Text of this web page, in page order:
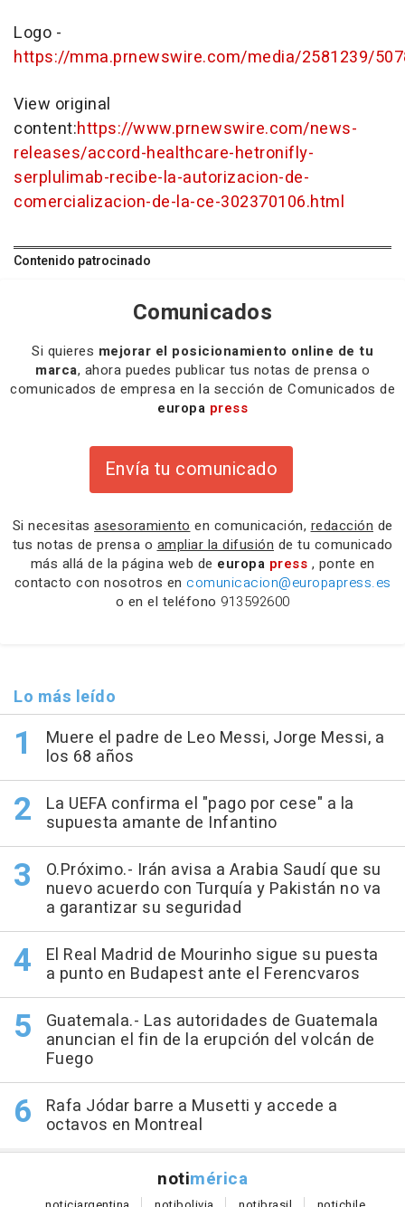
Logo -
https://mma.prnewswire.com/media/2581239/
View original
content:https://www.prnewswire.com/news-
releases/accord-healthcare-hetronifly-
serplulimab-recibe-la-autorizacion-de-
comercializacion-de-la-ce-302370106.html
Contenido patrocinado
Comunicados
Si quieres mejorar el posicionamiento online de tu
marca, ahora puedes publicar tus notas de prensa o
comunicados de empresa en la sección de Comunicados de
europa press
Envía tu comunicado
Si necesitas asesoramiento en comunicación, redacción de
tus notas de prensa o ampliar la difusión de tu comunicado
más allá de la página web de europa press , ponte en
contacto con nosotros en comunicacion@europapress.es
o en el teléfono 913592600
Lo más leído
Muere el padre de Leo Messi, Jorge Messi, a
los 68 años
La UEFA confirma el "pago por cese" a la
supuesta amante de Infantino
O.Próximo.- Irán avisa a Arabia Saudí que su
nuevo acuerdo con Turquía y Pakistán no va
a garantizar su seguridad
El Real Madrid de Mourinho sigue su puesta
a punto en Budapest ante el Ferencvaros
Guatemala.- Las autoridades de Guatemala
anuncian el fin de la erupción del volcán de
Fuego
Rafa Jódar barre a Musetti y accede a
octavos en Montreal
notimérica